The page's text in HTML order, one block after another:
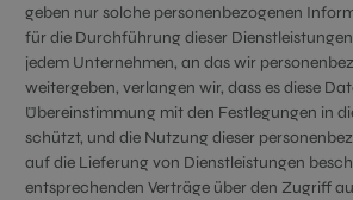
geben nur solche personenbezogenen
für die Durchführung dieser
jedem Unternehmen, an das wir
weitergeben, verlangen wir, dass es diese
Übereinstimmung mit den Festlegungen in
schützt, und die Nutzung dieser
auf die Lieferung von Dienstleistungen
entsprechenden Verträge über den Zugriff